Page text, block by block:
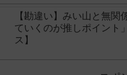
【勘違い】みい山と無
ていくのが推しポイント
ス】